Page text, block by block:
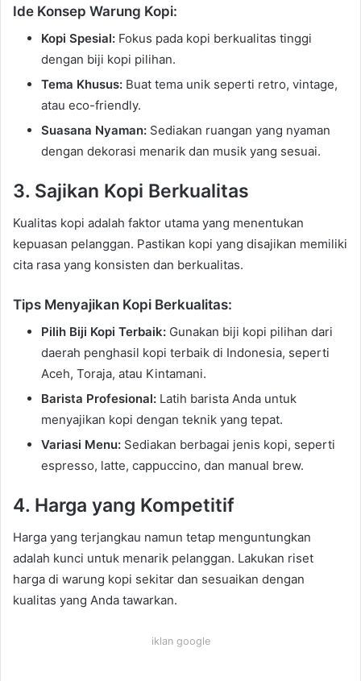
Ide Konsep Warung Kopi:
Kopi Spesial: Fokus pada kopi berkualitas tinggi
dengan biji kopi pilihan.
Tema Khusus: Buat tema unik seperti retro, vintage,
atau eco-friendly.
Suasana Nyaman: Sediakan ruangan yang nyaman
dengan dekorasi menarik dan musik yang sesuai.
3. Sajikan Kopi Berkualitas
Kualitas kopi adalah faktor utama yang menentukan
kepuasan pelanggan. Pastikan kopi yang disajikan memiliki
cita rasa yang konsisten dan berkualitas.
Tips Menyajikan Kopi Berkualitas:
Pilih Biji Kopi Terbaik: Gunakan biji kopi pilihan dari
daerah penghasil kopi terbaik di Indonesia, seperti
Aceh, Toraja, atau Kintamani.
Barista Profesional: Latih barista Anda untuk
menyajikan kopi dengan teknik yang tepat.
Variasi Menu: Sediakan berbagai jenis kopi, seperti
espresso, latte, cappuccino, dan manual brew.
4. Harga yang Kompetitif
Harga yang terjangkau namun tetap menguntungkan
adalah kunci untuk menarik pelanggan. Lakukan riset
harga di warung kopi sekitar dan sesuaikan dengan
kualitas yang Anda tawarkan.
iklan google